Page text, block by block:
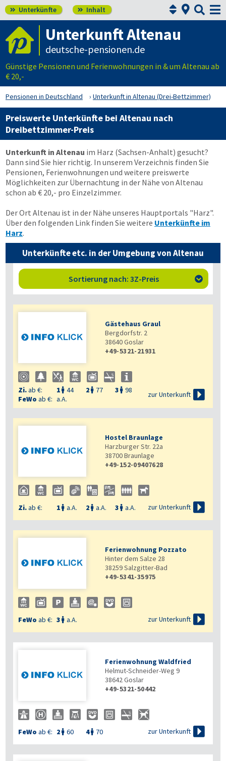
 Unterkünfte  Inhalt  

Unterkunft Altenau
deutsche-pensionen.de
Günstige Pensionen und Ferienwohnungen in & um Altenau ab
€ 20,-
Pensionen in Deutschland Unterkunft in Altenau (Drei-Bettzimmer)
Preiswerte Unterkünfte bei Altenau nach
Dreibettzimmer-Preis
Unterkunft in Altenau im Harz (Sachsen-Anhalt) gesucht?
Dann sind Sie hier richtig. In unserem Verzeichnis finden Sie
Pensionen, Ferienwohnungen und weitere preiswerte
Möglichkeiten zur Übernachtung in der Nähe von Altenau
schon ab € 20,- pro Einzelzimmer.
Der Ort Altenau ist in der Nähe unseres Hauptportals "Harz".
Über den folgenden Link finden Sie weitere Unterkünfte im
Harz.
Unterkünfte etc. in der Umgebung von Altenau
Sortierung nach: 3Z-Preis 
Gästehaus Graul
Bergdorfstr. 2
38640Goslar
+49-5321-21931
Zi.ab €: 1  44 2  77 3  98
FeWo ab €: a.A.
zur Unterkunft 
Hostel Braunlage
Harzburger Str. 22a
38700Braunlage
+49-152-09407628
Zi.ab €: 1  a.A. 2  a.A. 3  a.A. zur Unterkunft 
Ferienwohnung Pozzato
Hinter dem Salze 28
38259Salzgitter-Bad
+49-5341-35975
FeWo ab €: 3  a.A. zur Unterkunft 
Ferienwohnung Waldfried
Helmut-Schneider-Weg 9
38642Goslar
+49-5321-50442
FeWo ab €: 2  60 4 70 zur Unterkunft 